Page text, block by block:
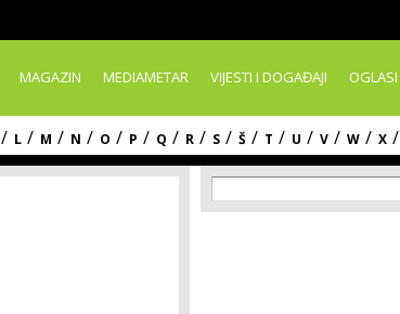
content
MAGAZIN MEDIAMETAR VIJESTI I DOGAĐAJI OGLASI
/ L / M / N / O / P / Q / R / S / Š / T / U / V / W / X /
Search form
Search